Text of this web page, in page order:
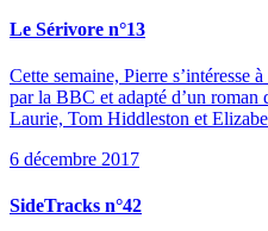
Le Sérivore n°13
Cette semaine, Pierre s’intéresse
par la BBC et adapté d’un
Laurie, Tom Hiddleston et
6 décembre 2017
SideTracks n°42